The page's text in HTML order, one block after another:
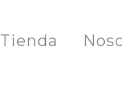
Tienda